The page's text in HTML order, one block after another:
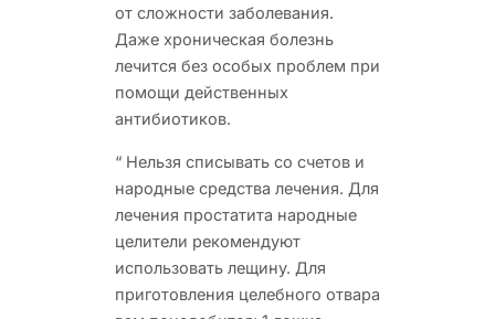
от сложности заболевания.
Даже хроническая болезнь
лечится без особых проблем при
помощи действенных
антибиотиков.
“ Нельзя списывать со счетов и
народные средства лечения. Для
лечения простатита народные
целители рекомендуют
использовать лещину. Для
приготовления целебного отвара